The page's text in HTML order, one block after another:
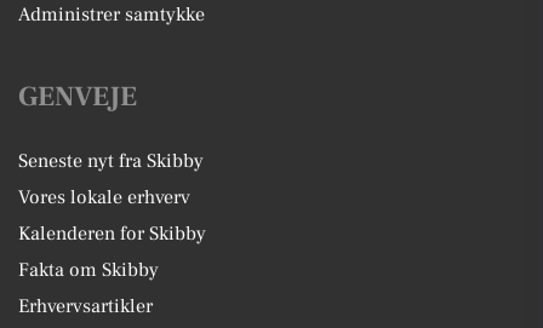
Administrer samtykke
GENVEJE
Seneste nyt fra Skibby
Vores lokale erhverv
Kalenderen for Skibby
Fakta om Skibby
Erhvervsartikler